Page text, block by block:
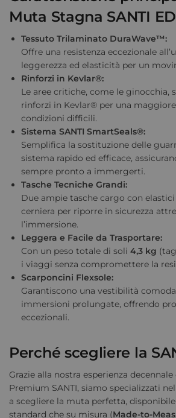
Muta Stagna SANTI
Tessuto Trilaminato DuraWave™:
Offre una resistenza eccezionale
leggerezza ed elasticità per un
Rinforzi in Kevlar®:
Le aree critiche, come le ginocchia,
rinforzi in Kevlar® per una
condizioni difficili.
Sistema SANTI SmartSeals®:
Semplifica la sostituzione delle
sistema rapido ed efficace,
sempre pronto a immergerti.
Tasche Tecniche Grandi:
Due ampie tasche cargo con
cerniera per riporre in sicurezza
l’immersione.
Leggera e Facile da Trasportare:
Con un peso totale di soli 4,3 kg
i viaggi senza compromettere la
Scarponcini Flexsole:
Garantiscono una vestibilità
immersioni prolungate, offrendo
eccezionali.
Perché scegliere la
Grazie alla nostra esperienza
Premium SANTI, siamo specializzati
a scegliere la muta perfetta,
standard che su misura (Made-to-